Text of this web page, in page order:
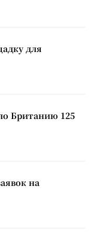
для
Британию 125
на